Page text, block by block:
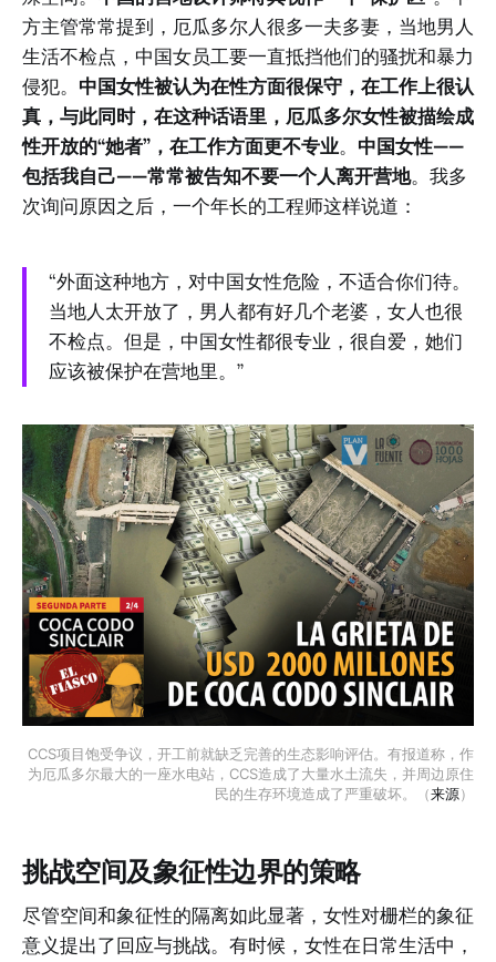
方主管常常提到，厄瓜多尔人很多一夫多妻，当地男人
生活不检点，中国女员工要一直抵挡他们的骚扰和暴力
侵犯。 中国女性被认为在性方面很保守，在工作上很认
真，与此同时，在这种话语里，厄瓜多尔女性被描绘成
性开放的“她者”，在工作方面更不专业。 中国女性——
包括我自己——常常被告知不要一个人离开营地。我多
次询问原因之后，一个年长的工程师这样说道：
“外面这种地方，对中国女性危险，不适合你们待。
当地人太开放了，男人都有好几个老婆，女人也很
不检点。但是，中国女性都很专业，很自爱，她们
应该被保护在营地里。”
CCS项目饱受争议，开工前就缺乏完善的生态影响评估。有报道称，作
为厄瓜多尔最大的一座水电站，CCS造成了大量水土流失，并周边原住
民的生存环境造成了严重破坏。（来源）
挑战空间及象征性边界的策略
尽管空间和象征性的隔离如此显著，女性对栅栏的象征
意义提出了回应与挑战。有时候，女性在日常生活中，